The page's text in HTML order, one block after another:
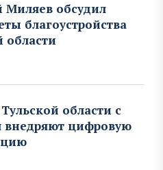
обсудил
благоустройства
области
области с
внедряют цифровую